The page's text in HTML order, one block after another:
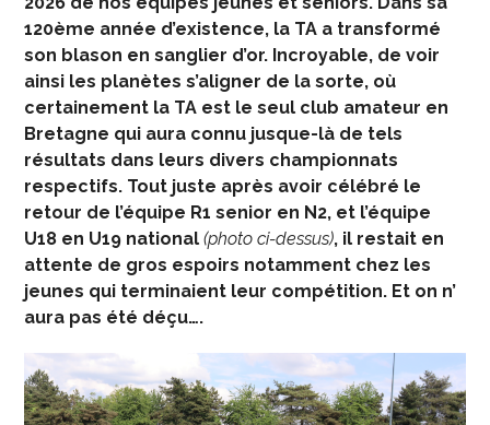
120ème année d’existence, la TA a transformé
son blason en sanglier d’or. Incroyable, de voir
ainsi les planètes s’aligner de la sorte, où
certainement la TA est le seul club amateur en
Bretagne qui aura connu jusque-là de tels
résultats dans leurs divers championnats
respectifs. Tout juste après avoir célébré le
retour de l’équipe R1 senior en N2, et l’équipe
U18 en U19 national(photo ci-dessus), il restait en
attente de gros espoirs notamment chez les
jeunes qui terminaient leur compétition. Et on n’
aura pas été déçu….